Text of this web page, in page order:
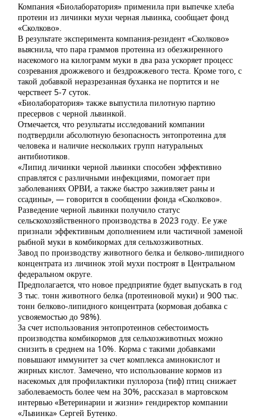
Компания «Биолаборатория» применила при выпечке хлеба
протеин из личинки мухи черная львинка, сообщает фонд
«Сколково».
В результате эксперимента компания-резидент «Сколково»
выяснила, что пара граммов протеина из обезжиренного
насекомого на килограмм муки в два раза ускоряет процесс
созревания дрожжевого и бездрожжевого теста. Кроме того, с
такой добавкой неразрезанная буханка не портится и не
черствеет 5-7 суток.
«Биолаборатория» также выпустила пилотную партию
пресервов с черной львинкой.
Отмечается, что результаты исследований компании
подтвердили абсолютную безопасность энтопротеина для
человека и наличие нескольких групп натуральных
антибиотиков.
«Липид личинки черной львинки способен эффективно
справлятся с различными инфекциями, помогает при
заболеваниях ОРВИ, а также быстро заживляет раны и
ссадины», — говорится в сообщении фонда «Сколково».
Разведение черной львинки получило статус
сельскохозяйственного производства в 2023 году. Ее уже
признали эффективным дополнением или частичной заменой
рыбной муки в комбикормах для сельхозживотных.
Завод по производству животного белка и белково-липидного
концентрата из личинок этой мухи построят в Центральном
федеральном округе.
Предполагается, что новое предприятие будет выпускать в год
3 тыс. тонн животного белка (протеиновой муки) и 900 тыс.
тонн белково-липидного концентрата (кормовая добавка с
усвояемостью до 98%).
За счет использования энтопротеинов себестоимость
производства комбикормов для сельхозживотных можно
снизить в среднем на 10%. Корма с такими добавками
повышают иммунитет за счет комплекса аминокислот и
жирных кислот. Замечено, что использование кормов из
насекомых для профилактики пуллороза (тиф) птиц снижает
заболеваемость более чем на 30%, рассказал в мартовском
интервью «Ветеринарии и жизни» гендиректор компании
«Львинка» Сергей Бутенко.